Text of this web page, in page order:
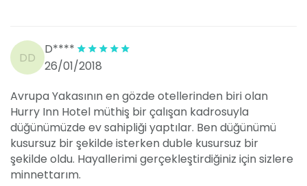
DD
D****
26/01/2018
Avrupa Yakasının en gözde otellerinden biri olan
Hurry Inn Hotel müthiş bir çalışan kadrosuyla
düğünümüzde ev sahipliği yaptılar. Ben düğünümü
kusursuz bir şekilde isterken duble kusursuz bir
şekilde oldu. Hayallerimi gerçekleştirdiğiniz için sizlere
minnettarım.